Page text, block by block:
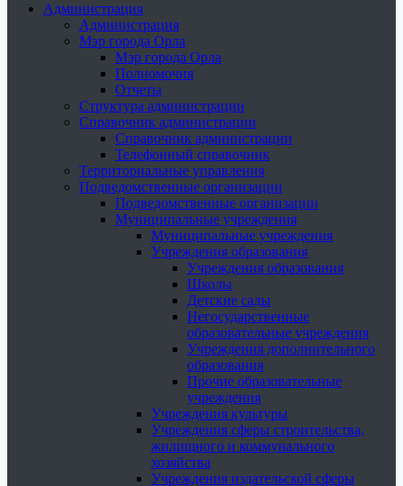
Администрация
Администрация
Мэр города Орла
Мэр города Орла
Полномочия
Отчеты
Структура администрации
Справочник администрации
Справочник администрации
Телефонный справочник
Территориальные управления
Подведомственные организации
Подведомственные организации
Муниципальные учреждения
Муниципальные учреждения
Учреждения образования
Учреждения образования
Школы
Детские сады
Негосударственные
образовательные учреждения
Учреждения дополнительного
образования
Прочие образовательные
учреждения
Учреждения культуры
Учреждения сферы строительства,
жилищного и коммунального
хозяйства
Учреждения издательской сферы